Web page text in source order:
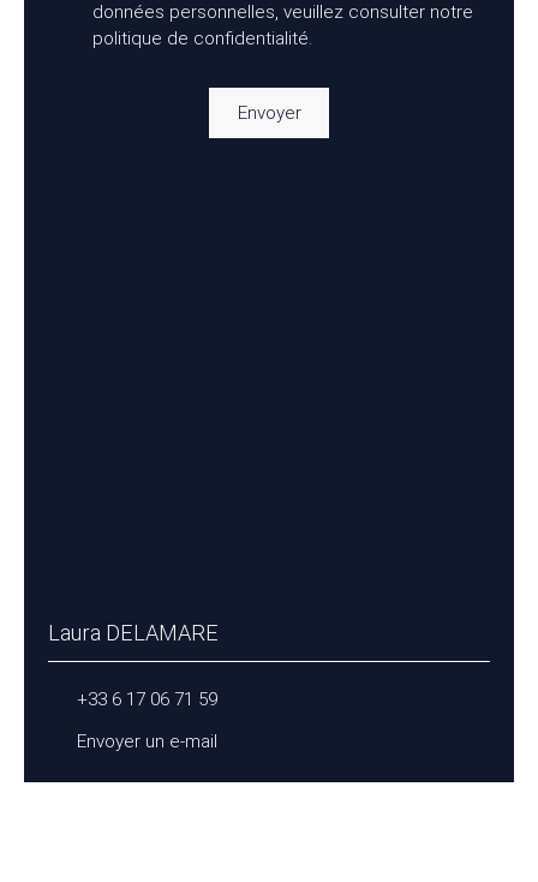
données personnelles, veuillez consulter notre
politique de confidentialité.
Envoyer
Laura DELAMARE
+33 6 17 06 71 59
Envoyer un e-mail